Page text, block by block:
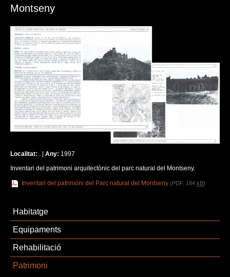
Habitatge
Equipaments
Rehabilitació
Patrimoni
Montseny
Localitat: . | Any: 1997
Inventari del patrimoni arquitectònic del parc natural del Montseny.
Inventari del patrimoni del Parc natural del Montseny (PDF, 184 kB)